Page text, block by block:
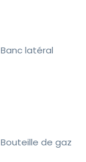
Banc latéral
Bouteille de gaz